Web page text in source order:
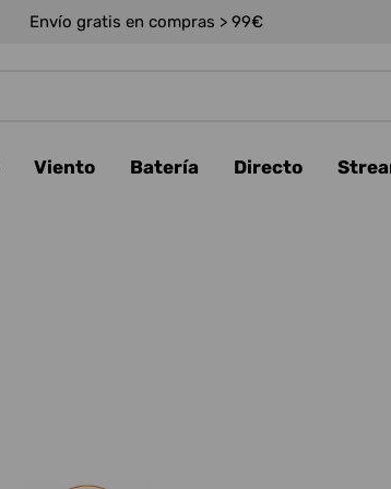
Envío gratis en compras > 99€
Viento Batería Directo